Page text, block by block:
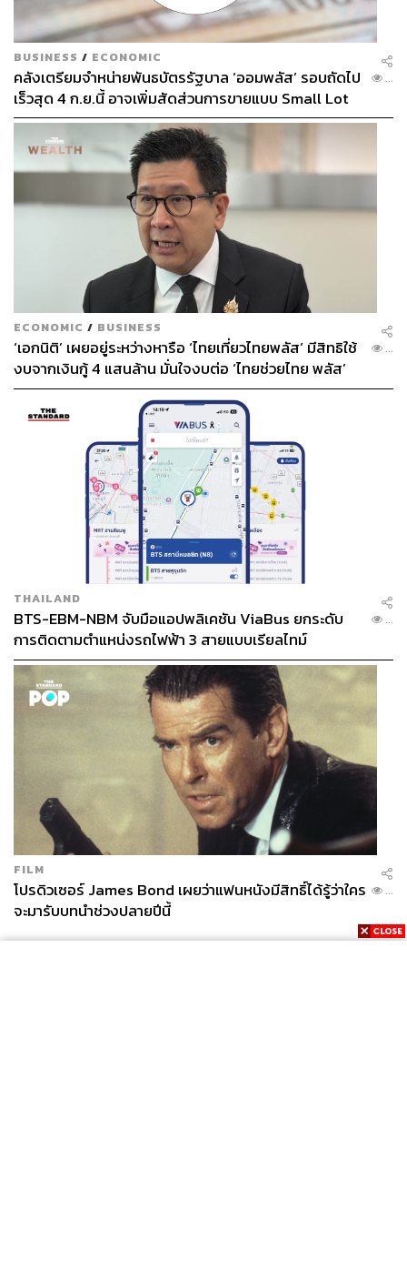
BUSINESS / ECONOMIC
คลังเตรียมจำหน่ายพันธบัตรรัฐบาล ‘ออมพลัส’ รอบถัดไป
เร็วสุด 4 ก.ย.นี้ อาจเพิ่มสัดส่วนการขายแบบ Small Lot
First มากขึ้น
...
ECONOMIC / BUSINESS
‘เอกนิติ’ เผยอยู่ระหว่างหารือ ‘ไทยเที่ยวไทยพลัส’ มีสิทธิใช้
งบจากเงินกู้ 4 แสนล้าน มั่นใจงบต่อ ‘ไทยช่วยไทย พลัส’
เฟส 2 มีเพียงพอ
...
THAILAND
BTS-EBM-NBM จับมือแอปพลิเคชัน ViaBus ยกระดับ
การติดตามตำแหน่งรถไฟฟ้า 3 สายแบบเรียลไทม์
...
FILM
โปรดิวเซอร์ James Bond เผยว่าแฟนหนังมีสิทธิ์ได้รู้ว่าใคร
จะมารับบทนำช่วงปลายปีนี้
...